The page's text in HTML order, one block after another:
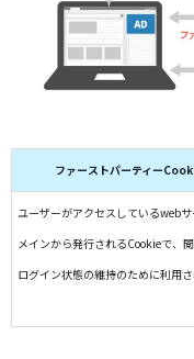
ファーストパーティー
ユーザーがアクセスしているweb
メインから発行されるCookieで、
ログイン状態の維持のために利用さ